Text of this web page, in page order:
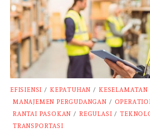
EFISIENSI / KEPATUHAN / KESELAMATAN
MANAJEMEN PERGUDANGAN /
RANTAI PASOKAN / REGULASI /
TRANSPORTASI